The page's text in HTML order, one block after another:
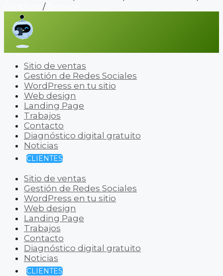
/
Sitio de ventas
Gestión de Redes Sociales
WordPress en tu sitio
Web design
Landing Page
Trabajos
Contacto
Diagnóstico digital gratuito
Noticias
CLIENTES
Sitio de ventas
Gestión de Redes Sociales
WordPress en tu sitio
Web design
Landing Page
Trabajos
Contacto
Diagnóstico digital gratuito
Noticias
CLIENTES